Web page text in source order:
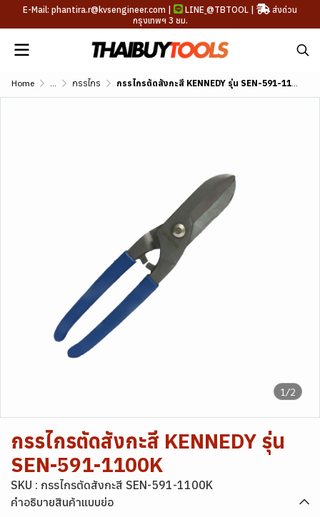
E-Mail: phantira.r@kvsengineer.com | LINE @TBTOOL |
ส่งด่วน
กรุงเทพฯ 3 ชม.
Home ... กรรไกร กรรไกรตัดสังกะสี KENNEDY รุ่น SEN-591-1100K
1/2
กรรไกรตัดสังกะสี KENNEDY รุ่น
SEN-591-1100K
SKU : กรรไกรตัดสังกะสี SEN-591-1100K
คำอธิบายสินค้าแบบย่อ